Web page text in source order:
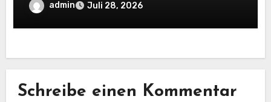
OpenAI-kompatiblen lokalen Inferenz-
Workflows
admin Juli 28, 2026
Schreibe einen Kommentar